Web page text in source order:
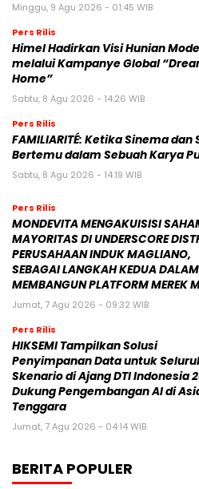
Minggu, 9 Agu 2026 - 01:45 WIB
Pers Rilis
Himel Hadirkan Visi Hunian
melalui Kampanye Global
Home”
Sabtu, 8 Agu 2026 - 14:26 WIB
Pers Rilis
FAMILIARITÉ: Ketika Sinema dan
Bertemu dalam Sebuah Karya
Sabtu, 8 Agu 2026 - 14:19 WIB
Pers Rilis
MONDEVITA MENGAKUISISI
MAYORITAS DI UNDERSCORE
PERUSAHAAN INDUK MAGLIANO,
SEBAGAI LANGKAH KEDUA DALAM
MEMBANGUN PLATFORM MEREK
Jumat, 7 Agu 2026 - 09:32 WIB
Pers Rilis
HIKSEMI Tampilkan Solusi
Penyimpanan Data untuk
Skenario di Ajang DTI Indonesia
Dukung Pengembangan AI di
Tenggara
Jumat, 7 Agu 2026 - 04:14 WIB
BERITA POPULER